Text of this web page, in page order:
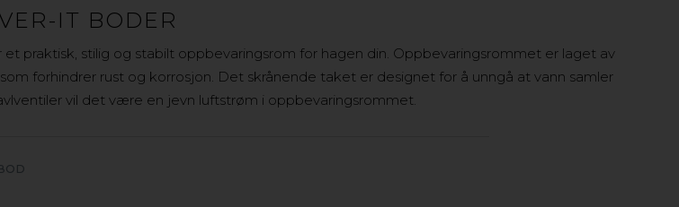
IT BODER
praktisk, stilig og stabilt oppbevaringsrom for hagen din. Oppbevaringsrommet er laget av
forhindrer rust og korrosjon. Det skrånende taket er designet for å unngå at vann samler
vil det være en jevn luftstrøm i oppbevaringsrommet.